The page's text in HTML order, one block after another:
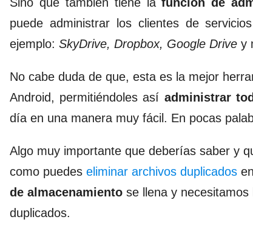
puede administrar los clientes de
ejemplo: SkyDrive, Dropbox, Google Drive y
No cabe duda de que, esta es la mejor
Android, permitiéndoles así administrar
día en una manera muy fácil. En pocas
Algo muy importante que deberías saber y
como puedes eliminar archivos duplicados
de almacenamiento se llena y
duplicados.